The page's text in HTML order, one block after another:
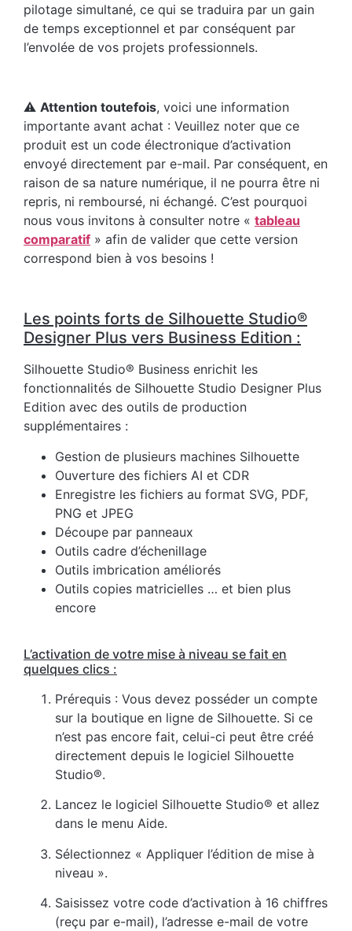
pilotage simultané, ce qui se traduira par un gain
de temps exceptionnel et par conséquent par
l’envolée de vos projets professionnels.
⚠️ Attention toutefois, voici une information
importante avant achat : Veuillez noter que ce
produit est un code électronique d’activation
envoyé directement par e-mail. Par conséquent, en
raison de sa nature numérique, il ne pourra être ni
repris, ni remboursé, ni échangé. C’est pourquoi
nous vous invitons à consulter notre « tableau
comparatif » afin de valider que cette version
correspond bien à vos besoins !
Les points forts de Silhouette Studio®
Designer Plus vers Business Edition :
Silhouette Studio® Business enrichit les
fonctionnalités de Silhouette Studio Designer Plus
Edition avec des outils de production
supplémentaires :
Gestion de plusieurs machines Silhouette
Ouverture des fichiers AI et CDR
Enregistre les fichiers au format SVG, PDF,
PNG et JPEG
Découpe par panneaux
Outils cadre d’échenillage
Outils imbrication améliorés
Outils copies matricielles … et bien plus
encore
L’activation de votre mise à niveau se fait en
quelques clics :
Prérequis : Vous devez posséder un compte
sur la boutique en ligne de Silhouette. Si ce
n’est pas encore fait, celui-ci peut être créé
directement depuis le logiciel Silhouette
Studio®.
Lancez le logiciel Silhouette Studio® et allez
dans le menu Aide.
Sélectionnez « Appliquer l’édition de mise à
niveau ».
Saisissez votre code d’activation à 16 chiffres
(reçu par e-mail), l’adresse e-mail de votre